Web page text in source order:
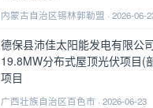
内蒙古自治区锡林郭勒盟 · 2026-06-
德保县沛佳太阳能发电有限公
19.8MW分布式屋顶光伏项目(
项目
广西壮族自治区百色市 · 2026-06-23